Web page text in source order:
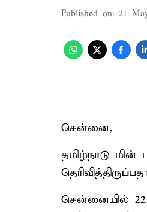
Published on: 21
சென்னை,
தமிழ்நாடு மின்
சென்னையில்